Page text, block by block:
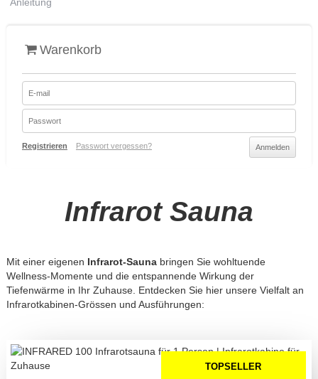
Warenkorb
Registrieren Passwort vergessen?
Infrarot Sauna
Mit einer eigenen Infrarot-Saunabringen Sie wohltuende
Wellness-Momente und die entspannende Wirkung der
Tiefenwärme in Ihr Zuhause. Entdecken Sie hier unsere Vielfalt an
Infrarotkabinen-Grössen und Ausführungen:
TOPSELLER